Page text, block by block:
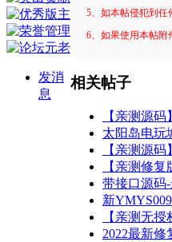
发消
息
5、如本帖侵犯到任
6、如果使用本帖附
相关帖子
【亲测源
太阳岛电玩
【亲测源
【亲测修
带接口源码
新
【亲测无
2022最新修